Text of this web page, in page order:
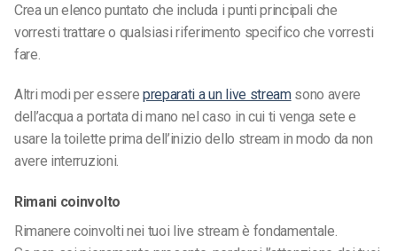
Crea un elenco puntato che includa i punti principali che
vorresti trattare o qualsiasi riferimento specifico che vorresti
fare.
Altri modi per essere preparati a un live streamsono avere
dell’acqua a portata di mano nel caso in cui ti venga sete e
usare la toilette prima dell’inizio dello stream in modo da non
avere interruzioni.
Rimani coinvolto
Rimanere coinvolti nei tuoi live stream è fondamentale.